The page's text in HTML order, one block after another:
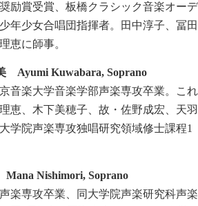
励賞受賞、板橋クラシック音楽オーデ
年少女合唱団指揮者。田中淳子、冨田
恵に師事。
Ayumi Kuwabara, Soprano
音楽大学音楽学部声楽専攻卒業。これ
恵、木下美穂子、故・佐野成宏、天羽
学院声楽専攻独唱研究領域修士課程1
Mana Nishimori, Soprano
楽専攻卒業、同大学院声楽研究科声楽